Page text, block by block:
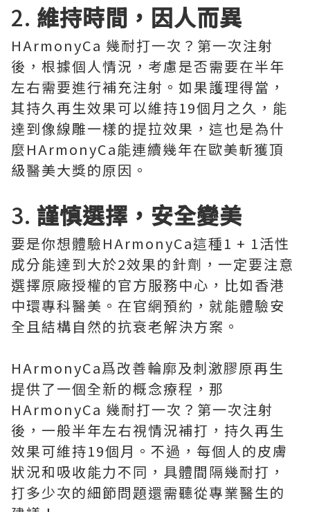
2. 維持時間，因人而異
HArmonyCa 幾耐打一次？第一次注射
後，根據個人情況，考慮是否需要在半年
左右需要進行補充注射。如果護理得當，
其持久再生效果可以維持19個月之久，能
達到像線雕一樣的提拉效果，這也是為什
麼HArmonyCa能連續幾年在歐美斬獲頂
級醫美大獎的原因。
3. 謹慎選擇，安全變美
要是你想體驗HArmonyCa這種1 + 1活性
成分能達到大於2效果的針劑，一定要注意
選擇原廠授權的官方服務中心，比如香港
中環專科醫美。在官網預約，就能體驗安
全且結構自然的抗衰老解決方案。
HArmonyCa爲改善輪廓及刺激膠原再生
提供了一個全新的概念療程，那
HArmonyCa 幾耐打一次？第一次注射
後，一般半年左右視情況補打，持久再生
效果可維持19個月。不過，每個人的皮膚
狀況和吸收能力不同，具體間隔幾耐打，
打多少次的細節問題還需聽從專業醫生的